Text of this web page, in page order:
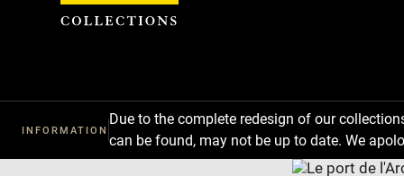
INFORMATION
Due to the complete redesign of our
can be found, may not be up to date. We
Cookies management panel